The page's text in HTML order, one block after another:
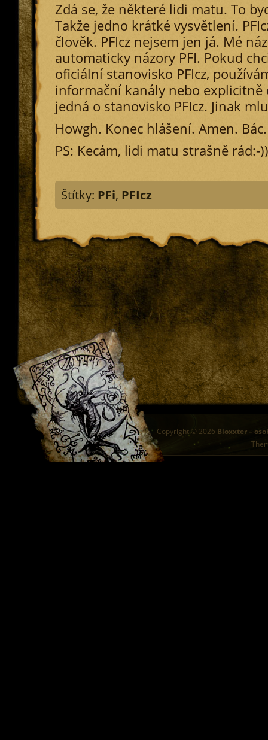
Zdá se, že některé lidi matu. To
Takže jedno krátké vysvětlení.
člověk. PFIcz nejsem jen já. Mé
automaticky názory PFI. Pokud
oficiální stanovisko PFIcz,
informační kanály nebo explicitně
jedná o stanovisko PFIcz. Jinak
Howgh. Konec hlášení. Amen. Bác.
PS: Kecám, lidi matu strašně rád:-))
Štítky: PFi, PFIcz
Copyright © 2026 Bloxxter –